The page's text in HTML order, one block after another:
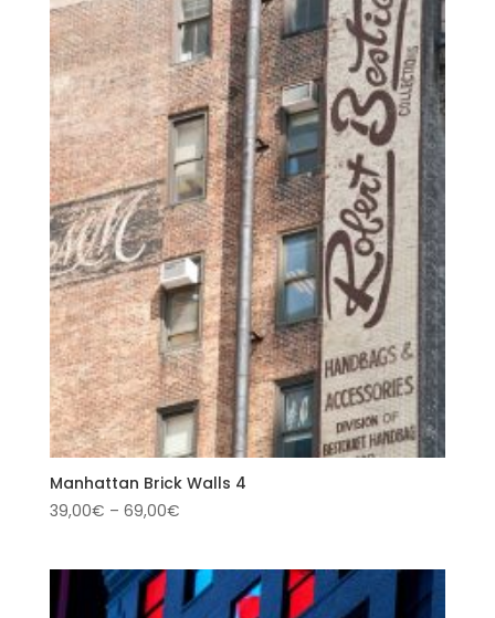
Manhattan Brick Walls 4
39,00€ – 69,00€